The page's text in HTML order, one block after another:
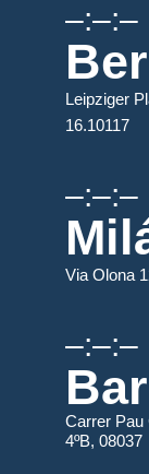
–:–:–
Leipziger
16.10117
–:–:–
Via Olona
–:–:–
Carrer Pau
4ºB, 08037